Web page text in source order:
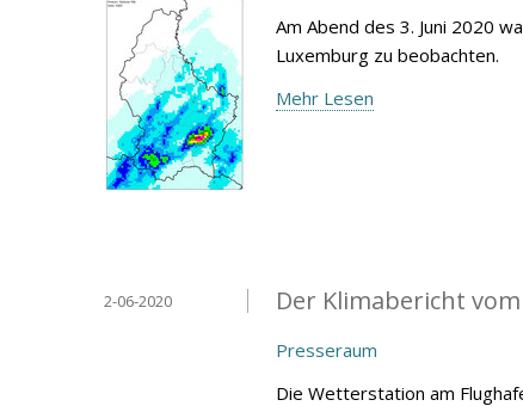
Am Abend des 3. Juni 2020
Luxemburg zu beobachten.
Mehr Lesen
Der Klimabericht
2-06-2020
Presseraum
Die Wetterstation am